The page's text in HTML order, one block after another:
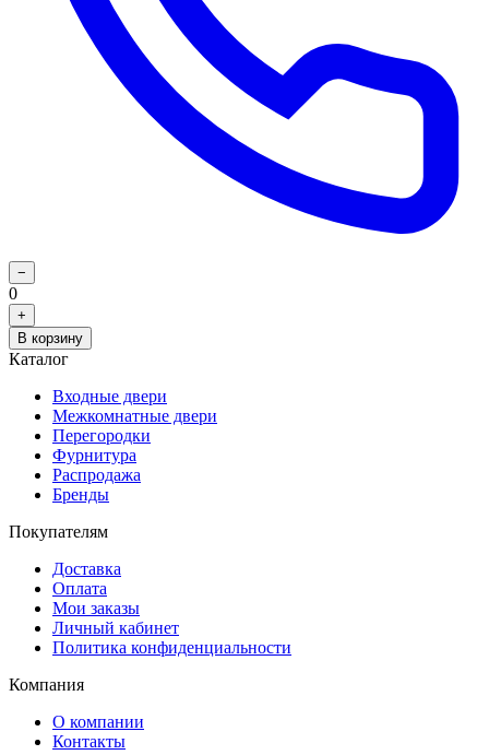
−
0
+
В корзину
Каталог
Входные двери
Межкомнатные двери
Перегородки
Фурнитура
Распродажа
Бренды
Покупателям
Доставка
Оплата
Мои заказы
Личный кабинет
Политика конфиденциальности
Компания
О компании
Контакты